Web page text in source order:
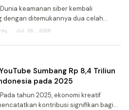
keamanan siber kembali
dengan ditemukannya dua celah
pada sistem manajemen konten
tak lama setelah diu
· Jul 28, 2026
Sumbang Rp 8,4 Triliun
pada 2025
tahun 2025, ekonomi kreatif
kontribusi signifikan bagi